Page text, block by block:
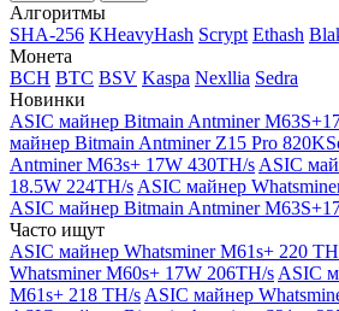
Алгоритмы
SHA-256 KHeavyHash Scrypt Ethash
Монета
BCH BTC BSV Kaspa Nexllia Sedra
Новинки
ASIC майнер Bitmain Antminer
майнер Bitmain Antminer Z15 Pro
Antminer M63s+ 17W 430TH/s ASIC
18.5W 224TH/s ASIC майнер
ASIC майнер Bitmain Antminer
Часто ищут
ASIC майнер Whatsminer M61s+ 220
Whatsminer M60s+ 17W 206TH/s ASIC
M61s+ 218 TH/s ASIC майнер